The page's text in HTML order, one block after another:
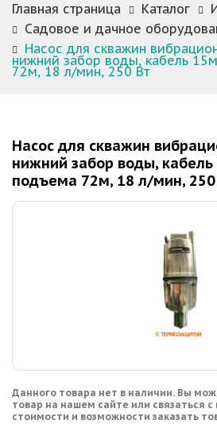
Главная страница Каталог
Садовое и дачное
Насос для скважин
нижний забор воды, кабель
72м, 18 л/мин, 250 Вт
Насос для скважин
нижний забор воды,
подъема 72м, 18 л/мин,
Данного товара нет в наличии. Вы
товар на нашем сайте или связаться
стоимости и возможности заказать